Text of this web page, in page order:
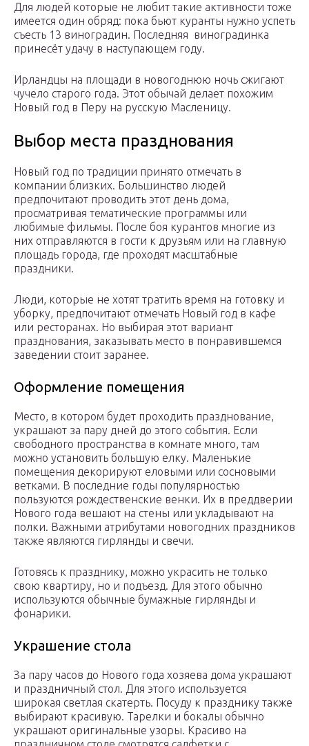
Для людей которые не любит такие активности тоже
имеется один обряд: пока бьют куранты нужно успеть
съесть 13 виноградин. Последняя виноградинка
принесёт удачу в наступающем году.
Ирландцы на площади в новогоднюю ночь сжигают
чучело старого года. Этот обычай делает похожим
Новый год в Перу на русскую Масленицу.
Выбор места празднования
Новый год по традиции принято отмечать в
компании близких. Большинство людей
предпочитают проводить этот день дома,
просматривая тематические программы или
любимые фильмы. После боя курантов многие из
них отправляются в гости к друзьям или на главную
площадь города, где проходят масштабные
праздники.
Люди, которые не хотят тратить время на готовку и
уборку, предпочитают отмечать Новый год в кафе
или ресторанах. Но выбирая этот вариант
празднования, заказывать место в понравившемся
заведении стоит заранее.
Оформление помещения
Место, в котором будет проходить празднование,
украшают за пару дней до этого события. Если
свободного пространства в комнате много, там
можно установить большую елку. Маленькие
помещения декорируют еловыми или сосновыми
ветками. В последние годы популярностью
пользуются рождественские венки. Их в преддверии
Нового года вешают на стены или укладывают на
полки. Важными атрибутами новогодних праздников
также являются гирлянды и свечи.
Готовясь к празднику, можно украсить не только
свою квартиру, но и подъезд. Для этого обычно
используются обычные бумажные гирлянды и
фонарики.
Украшение стола
За пару часов до Нового года хозяева дома украшают
и праздничный стол. Для этого используется
широкая светлая скатерть. Посуду к празднику также
выбирают красивую. Тарелки и бокалы обычно
украшают оригинальные узоры. Красиво на